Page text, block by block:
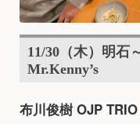
11/30（木）明石
Mr.Kenny’s
布川俊樹 OJP TRIO